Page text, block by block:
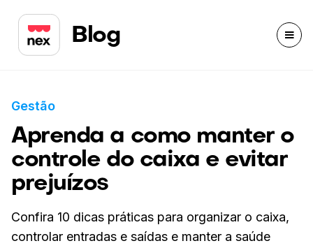
Blog
Gestão
Aprenda a como manter o
controle do caixa e evitar
prejuízos
Confira 10 dicas práticas para organizar o caixa,
controlar entradas e saídas e manter a saúde